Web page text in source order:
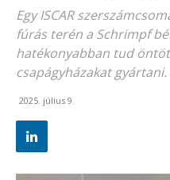
Egy ISCAR
fúrás terén a Schrimpf
hatékonyabban tud
csapágyházakat gyártani.
2025. július 9.